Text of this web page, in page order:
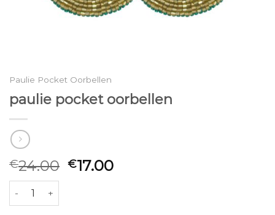
Paulie Pocket Oorbellen
paulie pocket oorbellen
€24.00 €17.00
paulie pocket oorbellen aantal